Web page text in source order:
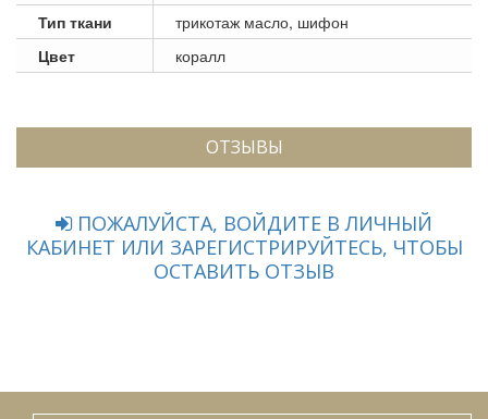
Тип ткани
трикотаж масло, шифон
Цвет
коралл
ОТЗЫВЫ
ПОЖАЛУЙСТА, ВОЙДИТЕ В ЛИЧНЫЙ
КАБИНЕТ ИЛИ ЗАРЕГИСТРИРУЙТЕСЬ, ЧТОБЫ
ОСТАВИТЬ ОТЗЫВ